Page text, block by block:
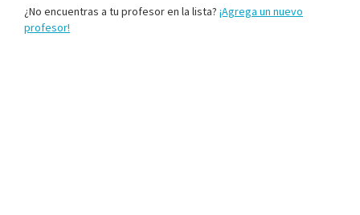
¿No encuentras a tu profesor en la lista? ¡Agrega un nuevo
profesor!